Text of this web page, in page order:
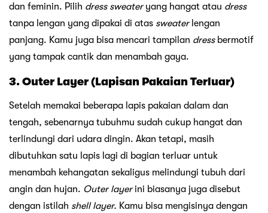
dan feminin. Pilih dress sweateryang hangat atau dress
tanpa lengan yang dipakai di atas sweater lengan
panjang. Kamu juga bisa mencari tampilan dress bermotif
yang tampak cantik dan menambah gaya.
3. Outer Layer (Lapisan Pakaian Terluar)
Setelah memakai beberapa lapis pakaian dalam dan
tengah, sebenarnya tubuhmu sudah cukup hangat dan
terlindungi dari udara dingin. Akan tetapi, masih
dibutuhkan satu lapis lagi di bagian terluar untuk
menambah kehangatan sekaligus melindungi tubuh dari
angin dan hujan. Outer layerini biasanya juga disebut
dengan istilah shell layer. Kamu bisa mengisinya dengan